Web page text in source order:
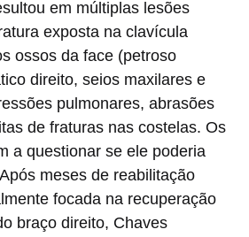
em múltiplas lesões
exposta na clavícula
ossos da face (petroso
direito, seios maxilares e
pulmonares, abrasões
de fraturas nas costelas. Os
a questionar se ele poderia
meses de reabilitação
focada na recuperação
braço direito, Chaves